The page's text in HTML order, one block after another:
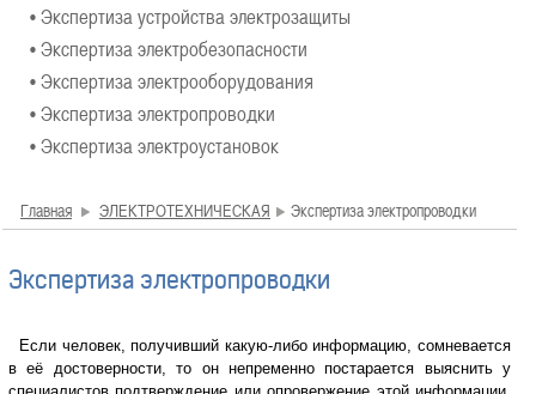
• Экспертиза устройства электрозащиты
• Экспертиза электробезопасности
• Экспертиза электрооборудования
• Экспертиза электропроводки
• Экспертиза электроустановок
Главная ЭЛЕКТРОТЕХНИЧЕСКАЯ Экспертиза электропроводки
Экспертиза электропроводки
Если человек, получивший какую-либо информацию, сомневается
в её достоверности, то он непременно постарается выяснить у